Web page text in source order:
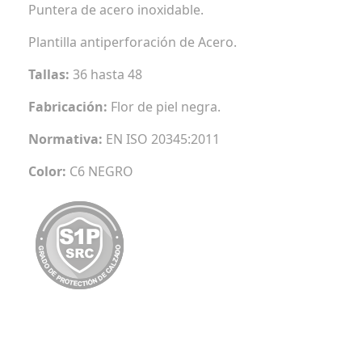
Puntera de acero inoxidable.
Plantilla antiperforación de Acero.
Tallas: 36 hasta 48
Fabricación: Flor de piel negra.
Normativa: EN ISO 20345:2011
Color: C6 NEGRO